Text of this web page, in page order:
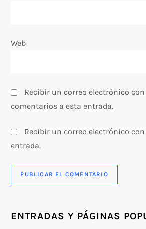
a
Web
Recibir un correo electrónico
comentarios a esta entrada.
Recibir un correo electrónico
entrada.
ENTRADAS Y PÁGINAS